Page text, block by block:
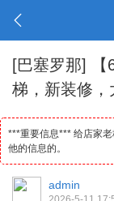
[巴塞罗那]
梯，新装修
***重要信息*** 给店家
他的信息的。
admin